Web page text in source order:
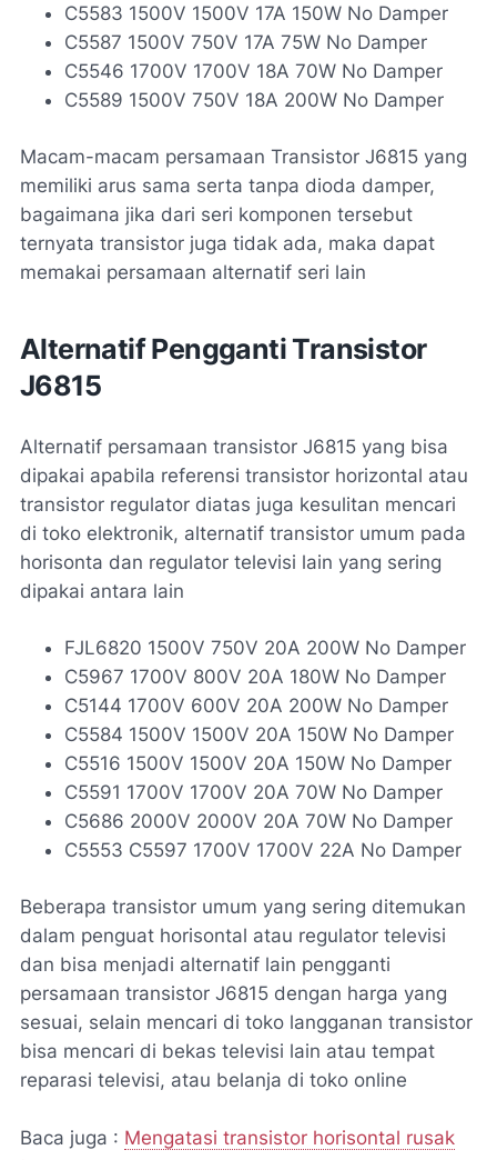
C5583 1500V 1500V 17A 150W No Damper
C5587 1500V 750V 17A 75W No Damper
C5546 1700V 1700V 18A 70W No Damper
C5589 1500V 750V 18A 200W No Damper
Macam-macam persamaan Transistor J6815 yang
memiliki arus sama serta tanpa dioda damper,
bagaimana jika dari seri komponen tersebut
ternyata transistor juga tidak ada, maka dapat
memakai persamaan alternatif seri lain
Alternatif Pengganti Transistor
J6815
Alternatif persamaan transistor J6815 yang bisa
dipakai apabila referensi transistor horizontal atau
transistor regulator diatas juga kesulitan mencari
di toko elektronik, alternatif transistor umum pada
horisonta dan regulator televisi lain yang sering
dipakai antara lain
FJL6820 1500V 750V 20A 200W No Damper
C5967 1700V 800V 20A 180W No Damper
C5144 1700V 600V 20A 200W No Damper
C5584 1500V 1500V 20A 150W No Damper
C5516 1500V 1500V 20A 150W No Damper
C5591 1700V 1700V 20A 70W No Damper
C5686 2000V 2000V 20A 70W No Damper
C5553 C5597 1700V 1700V 22A No Damper
Beberapa transistor umum yang sering ditemukan
dalam penguat horisontal atau regulator televisi
dan bisa menjadi alternatif lain pengganti
persamaan transistor J6815 dengan harga yang
sesuai, selain mencari di toko langganan transistor
bisa mencari di bekas televisi lain atau tempat
reparasi televisi, atau belanja di toko online
Baca juga : Mengatasi transistor horisontal rusak